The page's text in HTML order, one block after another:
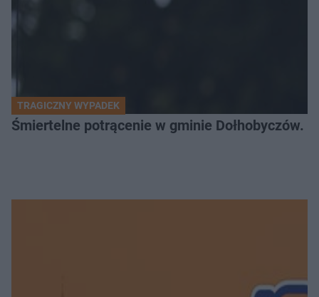
TRAGICZNY WYPADEK
Śmiertelne potrącenie w gminie Dołhobyczów.